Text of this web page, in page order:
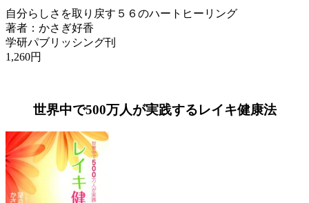
自分らしさを取り戻す５６のハートヒーリング
著者：かさぎ好香
学研パブリッシング刊
1,260円
世界中で500万人が実践するレイキ健康法